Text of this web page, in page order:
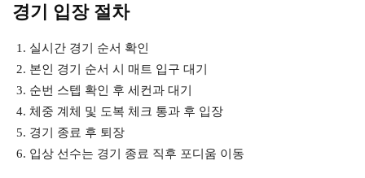
경기 입장 절차
실시간 경기 순서 확인
본인 경기 순서 시 매트 입구 대기
순번 스텝 확인 후 세컨과 대기
체중 계체 및 도복 체크 통과 후 입장
경기 종료 후 퇴장
입상 선수는 경기 종료 직후 포디움 이동